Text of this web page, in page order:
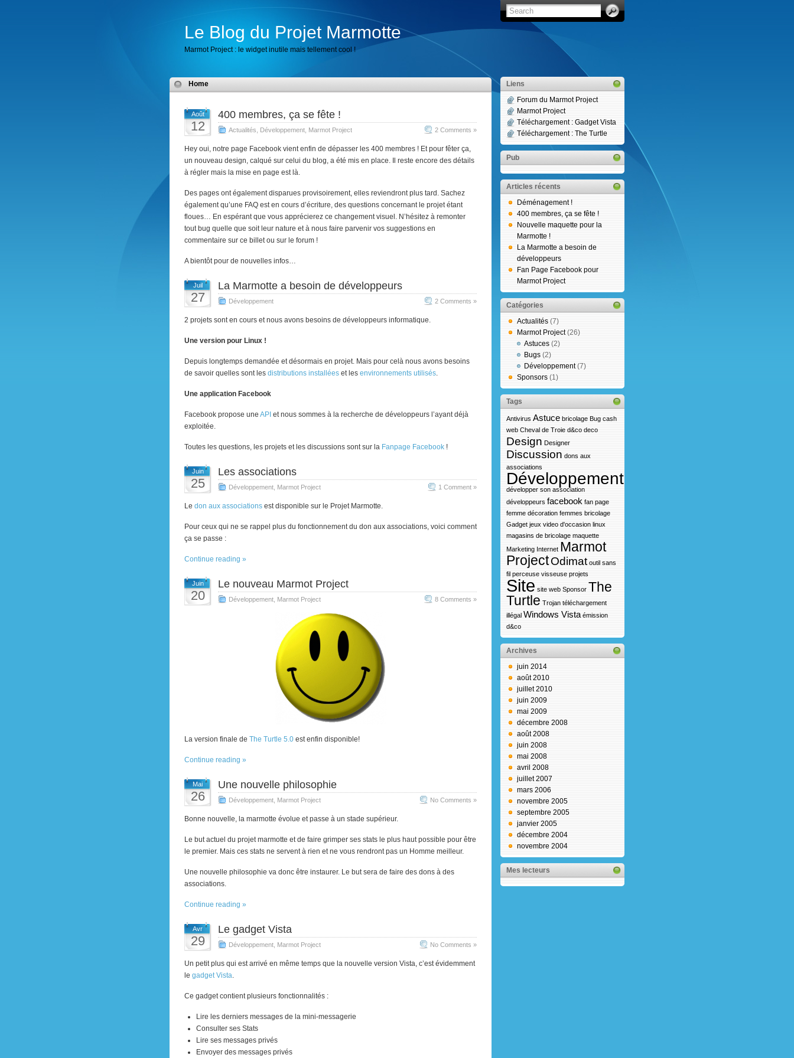
Le Blog du Projet Marmotte
Marmot Project : le widget inutile mais tellement cool !
Home
Août
12
400 membres, ça se fête !
Actualités Développement Marmot Project 2 Comments »
Hey oui, notre page Facebook vient enfin de dépasser les 400 membres ! Et pour fêter ça,
un nouveau design, calqué sur celui du blog, a été mis en place. Il reste encore des détails
à régler mais la mise en page est là.
Des pages ont également disparues provisoirement, elles reviendront plus tard. Sachez
également qu’une FAQ est en cours d’écriture, des questions concernant le projet étant
floues… En espérant que vous apprécierez ce changement visuel. N’hésitez à remonter
tout bug quelle que soit leur nature et à nous faire parvenir vos suggestions en
commentaire sur ce billet ou sur le forum !
A bientôt pour de nouvelles infos…
Juil
27
La Marmotte a besoin de développeurs
Développement 2 Comments »
2 projets sont en cours et nous avons besoins de développeurs informatique.
Une version pour Linux !
Depuis longtemps demandée et désormais en projet. Mais pour celà nous avons besoins
de savoir quelles sont les distributions installées et les environnements utilisés.
Une application Facebook
Facebook propose une API et nous sommes à la recherche de développeurs l’ayant déjà
exploitée.
Toutes les questions, les projets et les discussions sont sur la Fanpage Facebook !
Juin
25
Les associations
Développement Marmot Project 1 Comment »
Le don aux associations est disponible sur le Projet Marmotte.
Pour ceux qui ne se rappel plus du fonctionnement du don aux associations, voici comment
ça se passe :
Continue reading »
Juin
20
Le nouveau Marmot Project
Développement Marmot Project 8 Comments »
La version finale de The Turtle 5.0 est enfin disponible!
Continue reading »
Mai
26
Une nouvelle philosophie
Développement Marmot Project No Comments »
Bonne nouvelle, la marmotte évolue et passe à un stade supérieur.
Le but actuel du projet marmotte et de faire grimper ses stats le plus haut possible pour être
le premier. Mais ces stats ne servent à rien et ne vous rendront pas un Homme meilleur.
Une nouvelle philosophie va donc être instaurer. Le but sera de faire des dons à des
associations.
Continue reading »
Avr
29
Le gadget Vista
Développement Marmot Project No Comments »
Un petit plus qui est arrivé en même temps que la nouvelle version Vista, c’est évidemment
le gadget Vista.
Ce gadget contient plusieurs fonctionnalités :
Lire les derniers messages de la mini-messagerie
Consulter ses Stats
Lire ses messages privés
Envoyer des messages privés
Liens
Forum du Marmot Project
Marmot Project
Téléchargement : Gadget Vista
Téléchargement : The Turtle
Pub
Articles récents
Déménagement !
400 membres, ça se fête !
Nouvelle maquette pour la
Marmotte !
La Marmotte a besoin de
développeurs
Fan Page Facebook pour
Marmot Project
Catégories
Actualités (7)
Marmot Project(26)
Astuces (2)
Bugs (2)
Développement(7)
Sponsors (1)
Tags
Antivirus Astuce bricolage Bug cash
web Cheval de Troie d&co deco
Design Designer
Discussion dons aux
associations
Développement
développer son association
développeurs facebook fan page
femme décoration femmes bricolage
Gadget jeux video d'occasion linux
magasins de bricolage maquette
Marketing Internet Marmot
ProjectOdimat outil sans
fil perceuse visseuse projets
Site site web Sponsor The
Turtle Trojan téléchargement
illégal Windows Vista émission
d&co
Archives
juin 2014
août 2010
juillet 2010
juin 2009
mai 2009
décembre 2008
août 2008
juin 2008
mai 2008
avril 2008
juillet 2007
mars 2006
novembre 2005
septembre 2005
janvier 2005
décembre 2004
novembre 2004
Mes lecteurs